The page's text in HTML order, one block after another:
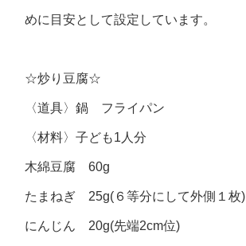
めに目安として設定しています。
☆炒り豆腐☆
〈道具〉鍋 フライパン
〈材料〉子ども1人分
木綿豆腐 60g
たまねぎ 25g(６等分にして外側１枚)
にんじん 20g(先端2cm位)